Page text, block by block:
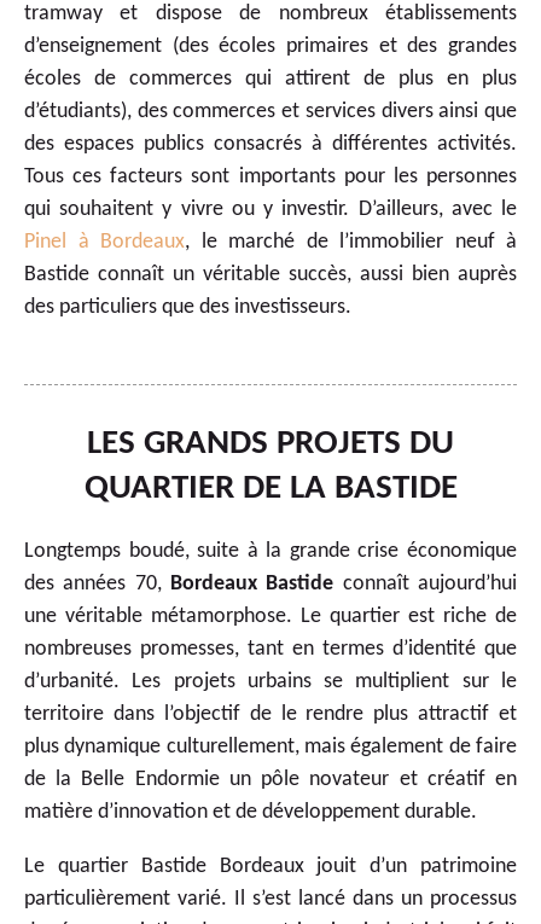
tramway et dispose de nombreux établissements
d’enseignement (des écoles primaires et des grandes
écoles de commerces qui attirent de plus en plus
d’étudiants), des commerces et services divers ainsi que
des espaces publics consacrés à différentes activités.
Tous ces facteurs sont importants pour les personnes
qui souhaitent y vivre ou y investir. D’ailleurs, avec le
Pinel à Bordeaux, le marché de l’immobilier neuf à
Bastide connaît un véritable succès, aussi bien auprès
des particuliers que des investisseurs.
LES GRANDS PROJETS DU
QUARTIER DE LA BASTIDE
Longtemps boudé, suite à la grande crise économique
des années 70, Bordeaux Bastide connaît aujourd’hui
une véritable métamorphose. Le quartier est riche de
nombreuses promesses, tant en termes d’identité que
d’urbanité. Les projets urbains se multiplient sur le
territoire dans l’objectif de le rendre plus attractif et
plus dynamique culturellement, mais également de faire
de la Belle Endormie un pôle novateur et créatif en
matière d’innovation et de développement durable.
Le quartier Bastide Bordeaux jouit d’un patrimoine
particulièrement varié. Il s’est lancé dans un processus